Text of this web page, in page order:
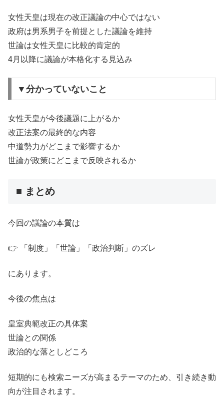
女性天皇は現在の改正議論の中心ではない
政府は男系男子を前提とした議論を維持
世論は女性天皇に比較的肯定的
4月以降に議論が本格化する見込み
▼分かっていないこと
女性天皇が今後議題に上がるか
改正法案の最終的な内容
中道勢力がどこまで影響するか
世論が政策にどこまで反映されるか
■ まとめ
今回の議論の本質は
👉 「制度」「世論」「政治判断」のズレ
にあります。
今後の焦点は
皇室典範改正の具体案
世論との関係
政治的な落としどころ
短期的にも検索ニーズが高まるテーマのため、引き続き動
向が注目されます。